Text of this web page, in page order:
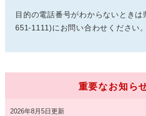
目的の電話番号がわからないとき
651-1111)にお問い合わせください。
重要なお知ら
2026年8月5日更新